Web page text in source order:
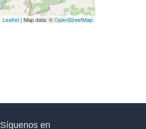
Leaflet | Map data: ©OpenStreetMap
Síguenos en